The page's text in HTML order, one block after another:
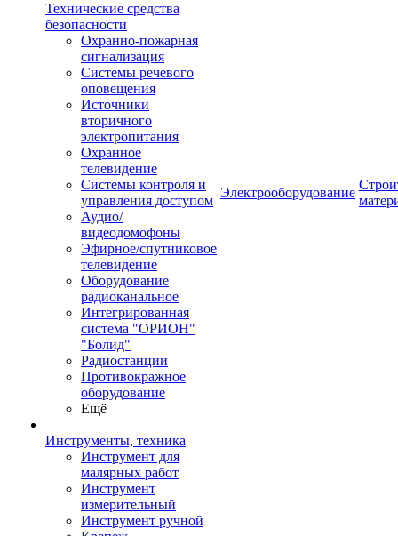
Технические средства
безопасности
Охранно-пожарная
сигнализация
Системы речевого
оповещения
Источники
вторичного
электропитания
Охранное
телевидение
Системы контроля и
управления доступом
Аудио/
видеодомофоны
Эфирное/спутниковое
телевидение
Оборудование
радиоканальное
Интегрированная
система "ОРИОН"
"Болид"
Радиостанции
Противокражное
оборудование
Ещё
Инструменты, техника
Инструмент для
малярных работ
Инструмент
измерительный
Инструмент ручной
Электрооборудование